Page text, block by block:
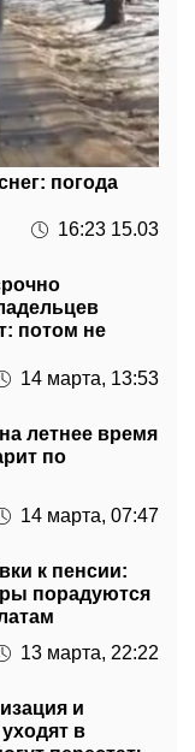
погода
16:23 15.03
потом не
14 марта, 13:53
летнее время
14 марта, 07:47
к пенсии:
13 марта, 22:22
и
перестать